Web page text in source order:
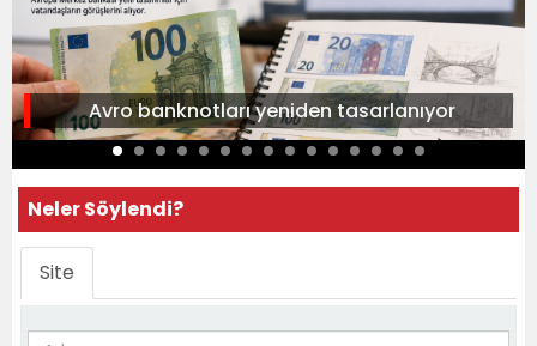
Avro banknotları yeniden tasarlanıyor
Neler Söylendi?
Site